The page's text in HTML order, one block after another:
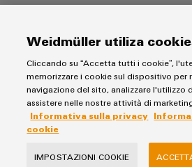
Utilizzo
Smaltimento
Riciclaggio:
Contatto
Conformità ambientale (REACH,
Per qualsiasi domanda sulla
green-
Weidmüller utiliza
Cliccando su “Accetta tutti i cookie”,
memorizzare i cookie sul dispositivo per
navigazione del sito, analizzare l'utilizzo
assistere nelle nostre attività di
Informativa sulla privacy
cookie
IMPOSTAZIONI COOKIE